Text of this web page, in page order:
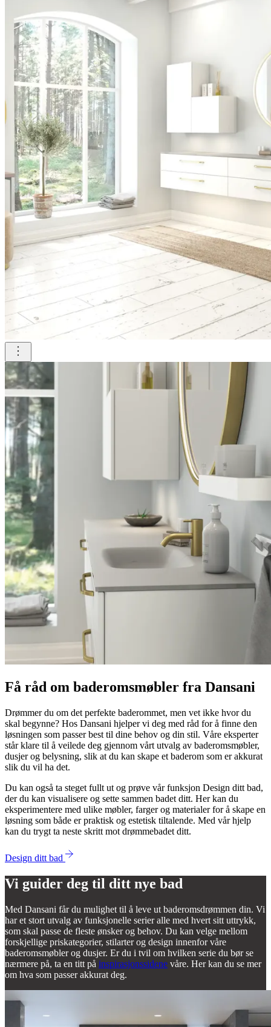
Få råd om baderomsmøbler fra Dansani
Drømmer du om det perfekte baderommet, men vet ikke hvor du
skal begynne? Hos Dansani hjelper vi deg med råd for å finne den
løsningen som passer best til dine behov og din stil. Våre eksperter
står klare til å veilede deg gjennom vårt utvalg av baderomsmøbler,
dusjer og belysning, slik at du kan skape et baderom som er akkurat
slik du vil ha det.
Du kan også ta steget fullt ut og prøve vår funksjon Design ditt bad,
der du kan visualisere og sette sammen badet ditt. Her kan du
eksperimentere med ulike møbler, farger og materialer for å skape en
løsning som både er praktisk og estetisk tiltalende. Med vår hjelp
kan du trygt ta neste skritt mot drømmebadet ditt.
Design ditt bad
Vi guider deg til ditt nye bad
Med Dansani får du mulighet til å leve ut baderomsdrømmen din. Vi
har et stort utvalg av funksjonelle serier alle med hvert sitt uttrykk,
som skal passe de fleste ønsker og behov. Du kan velge mellom
forskjellige priskategorier, stilarter og design innenfor våre
baderomsmøbler og dusjer. Er du i tvil om hvilken serie du bør se
nærmere på, ta en titt på inspirasjonssidene våre. Her kan du se mer
om hva som passer akkurat deg.